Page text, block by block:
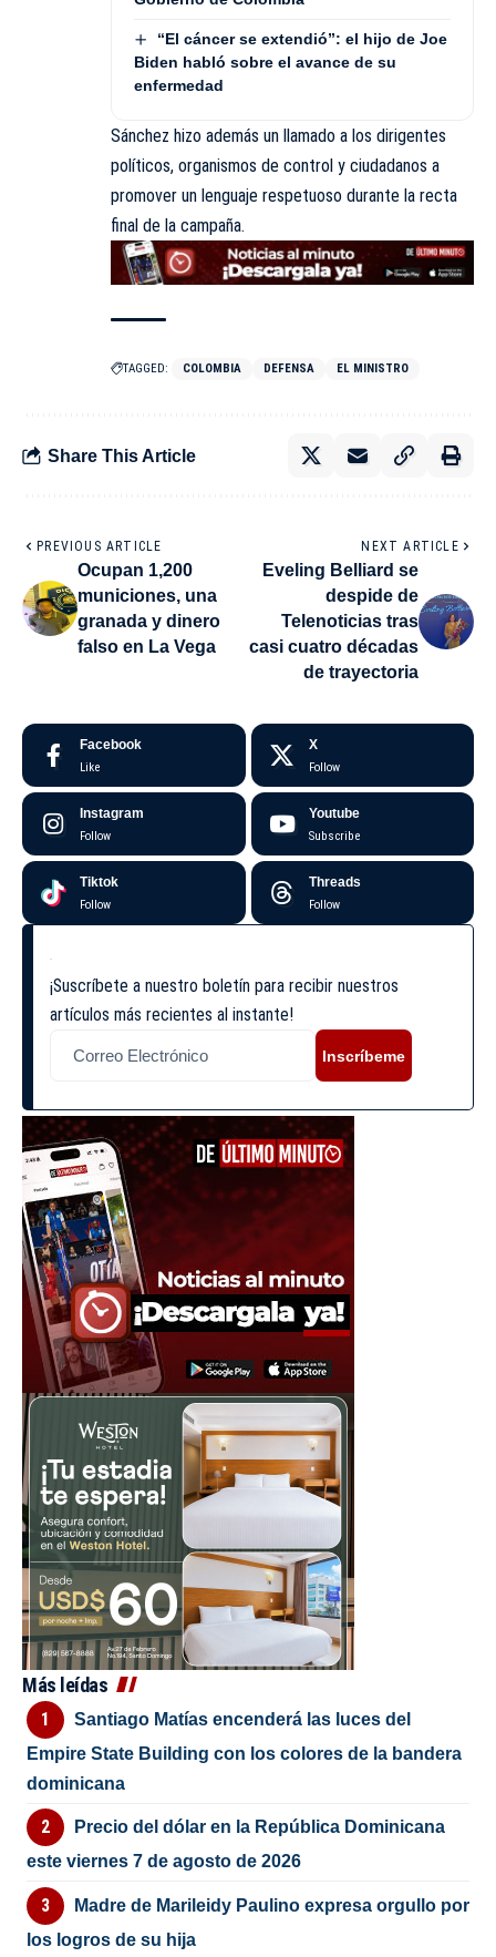
“El cáncer se extendió”: el hijo de Joe
Biden habló sobre el avance de su
enfermedad
Sánchez hizo además un llamado a los dirigentes
políticos, organismos de control y ciudadanos a
promover un lenguaje respetuoso durante la recta
final de la campaña.
TAGGED: COLOMBIA DEFENSA EL MINISTRO
Share This Article
PREVIOUS ARTICLE
Ocupan 1,200
municiones, una
granada y dinero
falso en La Vega
NEXT ARTICLE
Eveling Belliard se
despide de
Telenoticias tras
casi cuatro décadas
de trayectoria
Facebook
Like
X
Follow
Instagram
Follow
Youtube
Subscribe
Tiktok
Follow
Threads
Follow
¡Suscríbete a nuestro boletín para recibir nuestros
artículos más recientes al instante!
Inscríbeme
Más leídas
Santiago Matías encenderá las luces del
Empire State Building con los colores de la bandera
dominicana
Precio del dólar en la República Dominicana
este viernes 7 de agosto de 2026
Madre de Marileidy Paulino expresa orgullo por
los logros de su hija